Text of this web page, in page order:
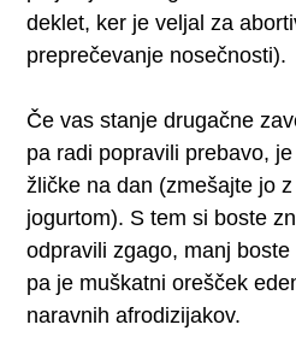
deklet, ker je veljal za
preprečevanje nosečnosti).
Če vas stanje drugačne
pa radi popravili prebavo,
žličke na dan (zmešajte jo
jogurtom). S tem si boste
odpravili zgago, manj
pa je muškatni orešček
naravnih afrodizijakov.